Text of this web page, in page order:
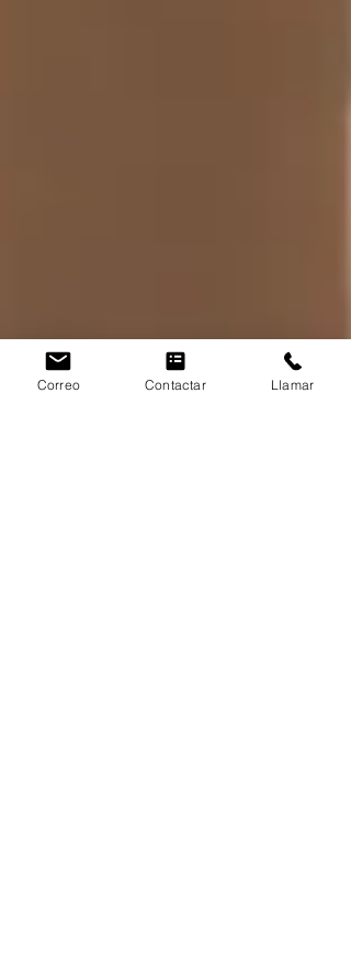
Correo Contactar Llamar